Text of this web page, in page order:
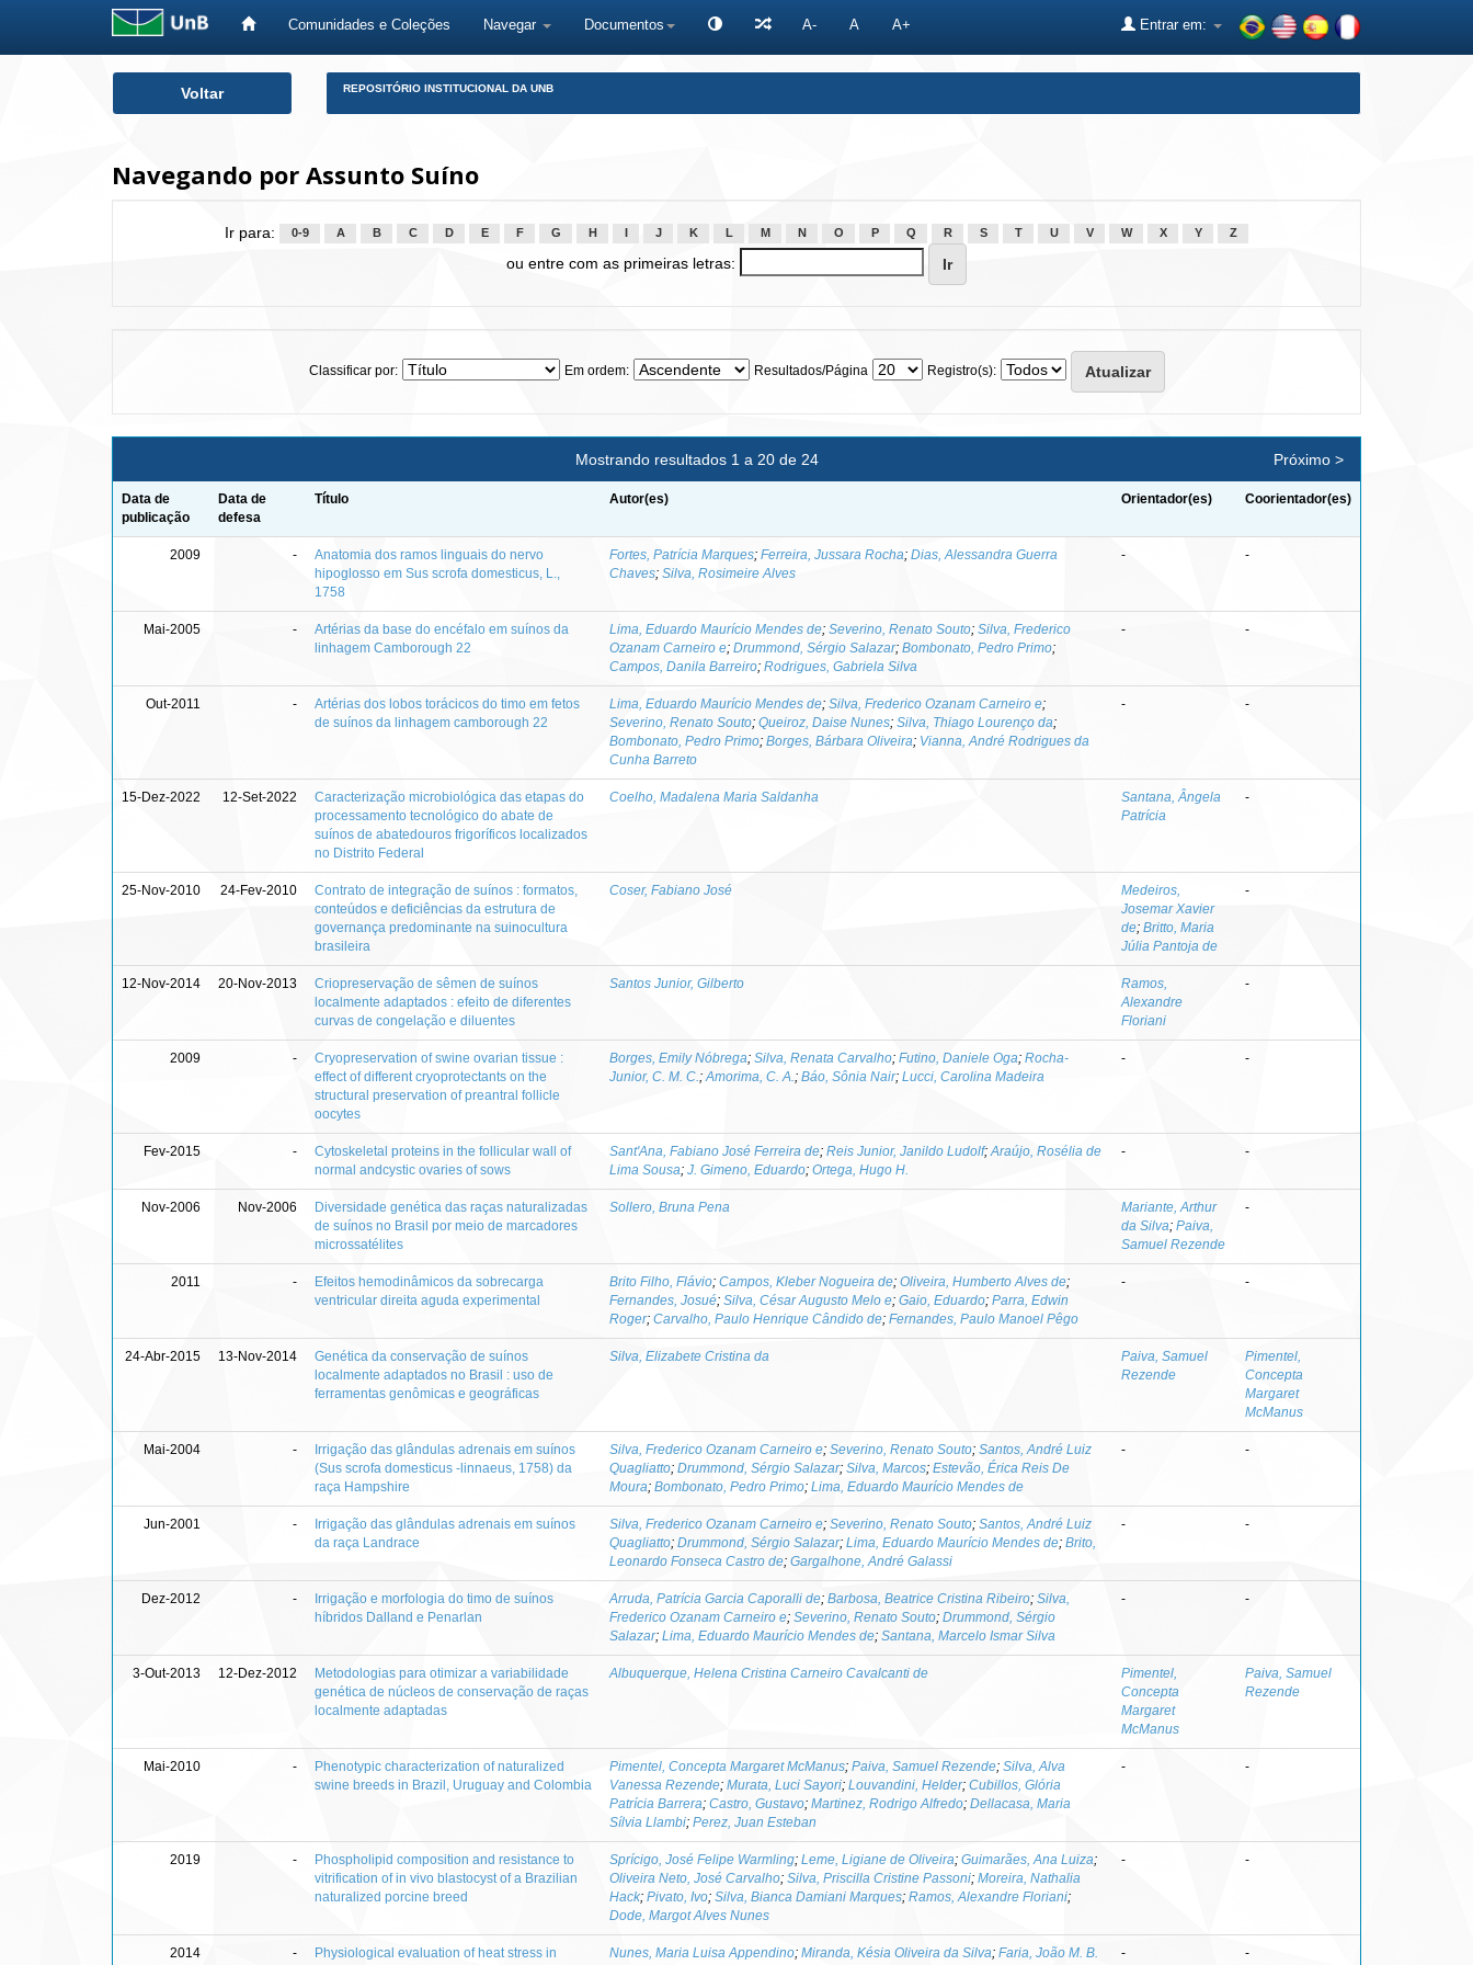
Comunidades e Coleções Navegar Documentos A- A A+ Entrar em:
Voltar REPOSITÓRIO INSTITUCIONAL DA UNB
Navegando por Assunto Suíno
Ir para: 0-9 A B C D E F G H J K L M N O P Q R S T U V W X Y Z
ou entre com as primeiras letras:
Classificar por: Em ordem: Resultados/Página Registro(s):
Mostrando resultados 1 a 20 de 24 Próximo >
Data de
publicação
Data de
defesa
Título Autor(es) Orientador(es) Coorientador(es)
2009 -
Anatomia dos ramos linguais do nervo
hipoglosso em Sus scrofa domesticus, L.,
1758
Fortes, Patrícia Marques; Ferreira, Jussara Rocha; Dias, Alessandra Guerra
Chaves; Silva, Rosimeire Alves
- -
Mai-2005 -
Artérias da base do encéfalo em suínos da
linhagem Camborough 22
Lima, Eduardo Maurício Mendes de; Severino, Renato Souto; Silva, Frederico
Ozanam Carneiro e; Drummond, Sérgio Salazar; Bombonato, Pedro Primo;
Campos, Danila Barreiro; Rodrigues, Gabriela Silva
- -
Out-2011 -
Artérias dos lobos torácicos do timo em fetos
de suínos da linhagem camborough 22
Lima, Eduardo Maurício Mendes de; Silva, Frederico Ozanam Carneiro e;
Severino, Renato Souto; Queiroz, Daise Nunes; Silva, Thiago Lourenço da;
Bombonato, Pedro Primo; Borges, Bárbara Oliveira; Vianna, André Rodrigues da
Cunha Barreto
- -
15-Dez-2022 12-Set-2022
Caracterização microbiológica das etapas do
processamento tecnológico do abate de
suínos de abatedouros frigoríficos localizados
no Distrito Federal
Coelho, Madalena Maria Saldanha
Santana, Ângela
Patrícia
-
25-Nov-2010 24-Fev-2010
Contrato de integração de suínos : formatos,
conteúdos e deficiências da estrutura de
governança predominante na suinocultura
brasileira
Coser, Fabiano José
Medeiros,
Josemar Xavier
de; Britto, Maria
Júlia Pantoja de
-
12-Nov-2014 20-Nov-2013
Criopreservação de sêmen de suínos
localmente adaptados : efeito de diferentes
curvas de congelação e diluentes
Santos Junior, Gilberto
Ramos,
Alexandre
Floriani
-
2009 -
Cryopreservation of swine ovarian tissue :
effect of different cryoprotectants on the
structural preservation of preantral follicle
oocytes
Borges, Emily Nóbrega; Silva, Renata Carvalho; Futino, Daniele Oga; Rocha-
Junior, C. M. C. ; Amorima, C. A. ; Báo, Sônia Nair; Lucci, Carolina Madeira
- -
Fev-2015 -
Cytoskeletal proteins in the follicular wall of
normal andcystic ovaries of sows
Sant'Ana, Fabiano José Ferreira de; Reis Junior, Janildo Ludolf; Araújo, Rosélia de
Lima Sousa; J. Gimeno, Eduardo; Ortega, Hugo H.
- -
Nov-2006 Nov-2006
Diversidade genética das raças naturalizadas
de suínos no Brasil por meio de marcadores
microssatélites
Sollero, Bruna Pena
Mariante, Arthur
da Silva; Paiva,
Samuel Rezende
-
2011 -
Efeitos hemodinâmicos da sobrecarga
ventricular direita aguda experimental
Brito Filho, Flávio; Campos, Kleber Nogueira de; Oliveira, Humberto Alves de;
Fernandes, Josué; Silva, César Augusto Melo e; Gaio, Eduardo; Parra, Edwin
Roger; Carvalho, Paulo Henrique Cândido de; Fernandes, Paulo Manoel Pêgo
- -
24-Abr-2015 13-Nov-2014
Genética da conservação de suínos
localmente adaptados no Brasil : uso de
ferramentas genômicas e geográficas
Silva, Elizabete Cristina da
Paiva, Samuel
Rezende
Pimentel,
Concepta
Margaret
McManus
Mai-2004 -
Irrigação das glândulas adrenais em suínos
(Sus scrofa domesticus -linnaeus, 1758) da
raça Hampshire
Silva, Frederico Ozanam Carneiro e; Severino, Renato Souto; Santos, André Luiz
Quagliatto; Drummond, Sérgio Salazar; Silva, Marcos; Estevão, Érica Reis De
Moura; Bombonato, Pedro Primo; Lima, Eduardo Maurício Mendes de
- -
Jun-2001 -
Irrigação das glândulas adrenais em suínos
da raça Landrace
Silva, Frederico Ozanam Carneiro e; Severino, Renato Souto; Santos, André Luiz
Quagliatto; Drummond, Sérgio Salazar; Lima, Eduardo Maurício Mendes de; Brito,
Leonardo Fonseca Castro de; Gargalhone, André Galassi
- -
Dez-2012 -
Irrigação e morfologia do timo de suínos
híbridos Dalland e Penarlan
Arruda, Patrícia Garcia Caporalli de; Barbosa, Beatrice Cristina Ribeiro; Silva,
Frederico Ozanam Carneiro e; Severino, Renato Souto; Drummond, Sérgio
Salazar; Lima, Eduardo Maurício Mendes de; Santana, Marcelo Ismar Silva
- -
3-Out-2013 12-Dez-2012
Metodologias para otimizar a variabilidade
genética de núcleos de conservação de raças
localmente adaptadas
Albuquerque, Helena Cristina Carneiro Cavalcanti de
Pimentel,
Concepta
Margaret
McManus
Paiva, Samuel
Rezende
Mai-2010 -
Phenotypic characterization of naturalized
swine breeds in Brazil, Uruguay and Colombia
Pimentel, Concepta Margaret McManus; Paiva, Samuel Rezende; Silva, Alva
Vanessa Rezende; Murata, Luci Sayori; Louvandini, Helder; Cubillos, Glória
Patrícia Barrera; Castro, Gustavo; Martinez, Rodrigo Alfredo; Dellacasa, Maria
Sílvia Llambi; Perez, Juan Esteban
- -
2019 -
Phospholipid composition and resistance to
vitrification of in vivo blastocyst of a Brazilian
naturalized porcine breed
Sprícigo, José Felipe Warmling; Leme, Ligiane de Oliveira; Guimarães, Ana Luiza;
Oliveira Neto, José Carvalho; Silva, Priscilla Cristine Passoni; Moreira, Nathalia
Hack; Pivato, Ivo; Silva, Bianca Damiani Marques; Ramos, Alexandre Floriani;
Dode, Margot Alves Nunes
- -
2014 -
Physiological evaluation of heat stress in
Nunes, Maria Luisa Appendino; Miranda, Késia Oliveira da Silva; Faria, João M. B.
- -